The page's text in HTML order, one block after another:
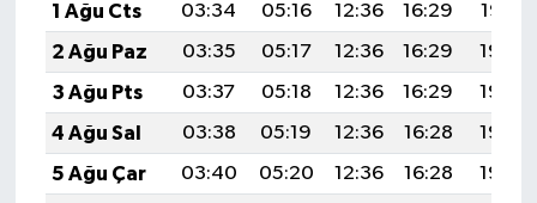
1 Ağu Cts
03:34 05:16 12:36 16:29
19:47
2 Ağu Paz
03:35 05:17 12:36 16:29
19:46
3 Ağu Pts
03:37 05:18 12:36 16:29
19:45
4 Ağu Sal
03:38 05:19 12:36 16:28
19:44
5 Ağu Çar
03:40 05:20 12:36 16:28
19:43